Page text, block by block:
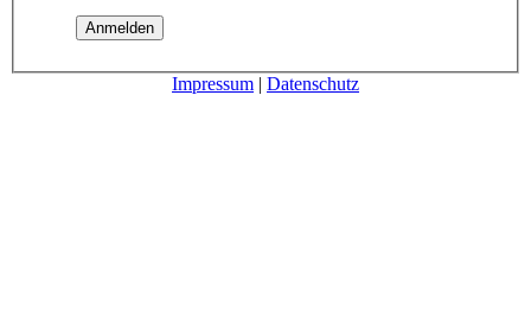
Impressum | Datenschutz